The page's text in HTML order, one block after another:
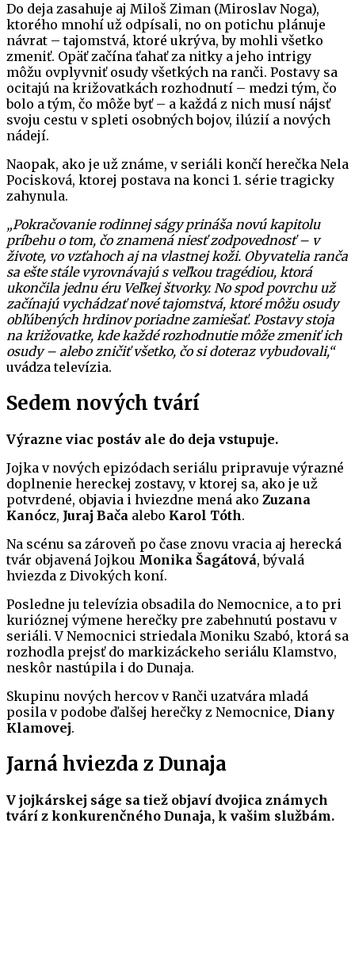
Do deja zasahuje aj Miloš Ziman (Miroslav Noga),
ktorého mnohí už odpísali, no on potichu plánuje
návrat – tajomstvá, ktoré ukrýva, by mohli všetko
zmeniť. Opäť začína ťahať za nitky a jeho intrigy
môžu ovplyvniť osudy všetkých na ranči. Postavy sa
ocitajú na križovatkách rozhodnutí – medzi tým, čo
bolo a tým, čo môže byť – a každá z nich musí nájsť
svoju cestu v spleti osobných bojov, ilúzií a nových
nádejí.
Naopak, ako je už známe, v seriáli končí herečka Nela
Pocisková, ktorej postava na konci 1. série tragicky
zahynula.
„Pokračovanie rodinnej ságy prináša novú kapitolu
príbehu o tom, čo znamená niesť zodpovednosť – v
živote, vo vzťahoch aj na vlastnej koži. Obyvatelia ranča
sa ešte stále vyrovnávajú s veľkou tragédiou, ktorá
ukončila jednu éru Veľkej štvorky. No spod povrchu už
začínajú vychádzať nové tajomstvá, ktoré môžu osudy
obľúbených hrdinov poriadne zamiešať. Postavy stoja
na križovatke, kde každé rozhodnutie môže zmeniť ich
osudy – alebo zničiť všetko, čo si doteraz vybudovali,“
uvádza televízia.
Sedem nových tvárí
Výrazne viac postáv ale do deja vstupuje.
Jojka v nových epizódach seriálu pripravuje výrazné
doplnenie hereckej zostavy, v ktorej sa, ako je už
potvrdené, objavia i hviezdne mená ako Zuzana
Kanócz, Juraj Bača alebo Karol Tóth.
Na scénu sa zároveň po čase znovu vracia aj herecká
tvár objavená Jojkou Monika Šagátová, bývalá
hviezda z Divokých koní.
Posledne ju televízia obsadila do Nemocnice, a to pri
kurióznej výmene herečky pre zabehnutú postavu v
seriáli. V Nemocnici striedala Moniku Szabó, ktorá sa
rozhodla prejsť do markizáckeho seriálu Klamstvo,
neskôr nastúpila i do Dunaja.
Skupinu nových hercov v Ranči uzatvára mladá
posila v podobe ďalšej herečky z Nemocnice, Diany
Klamovej.
Jarná hviezda z Dunaja
V jojkárskej ságe sa tiež objaví dvojica známych
tvárí z konkurenčného Dunaja, k vašim službám.